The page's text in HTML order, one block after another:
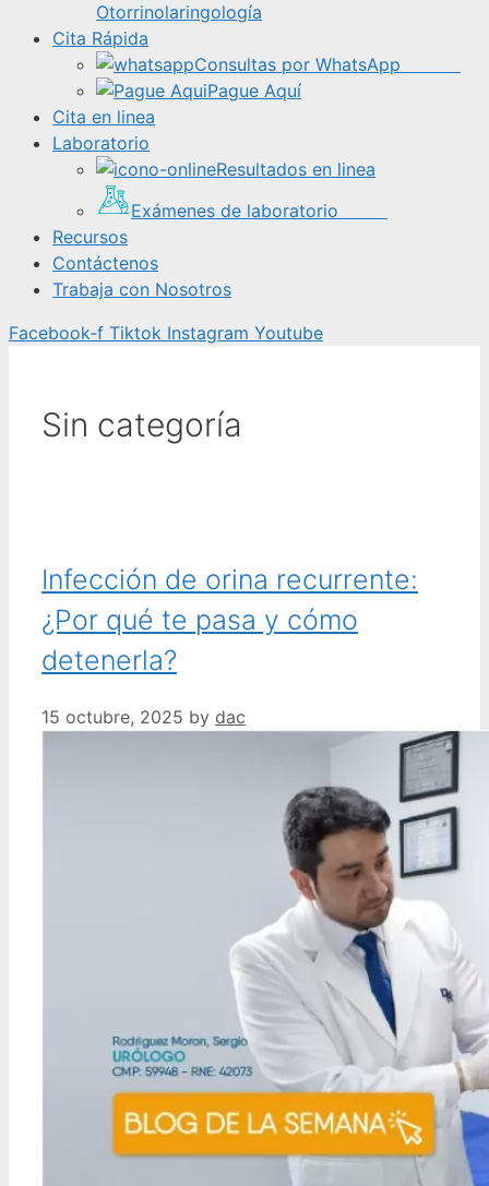
Otorrinolaringología
Cita Rápida
Consultas por WhatsApp
Pague Aquí
Cita en linea
Laboratorio
Resultados en linea
Exámenes de laboratorio
Recursos
Contáctenos
Trabaja con Nosotros
Facebook-f Tiktok Instagram Youtube
Sin categoría
Infección de orina recurrente:
¿Por qué te pasa y cómo
detenerla?
15 octubre, 2025 by dac